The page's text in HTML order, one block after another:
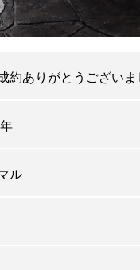
約ありがとうござい
ル